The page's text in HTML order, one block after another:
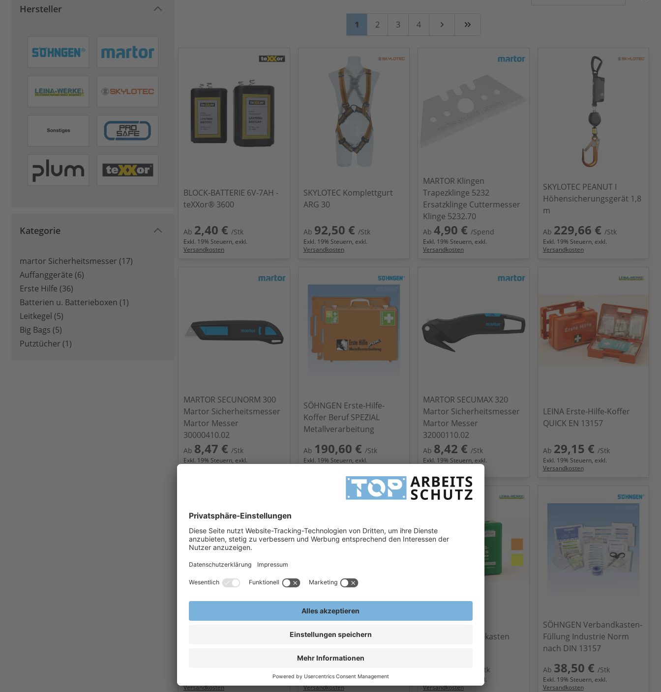
Hersteller
Kategorie
martor Sicherheitsmesser (17
products available
)
Auffanggeräte (6
products available)
Erste Hilfe (36
products available
)
Batterien u. Batterieboxen (1
products available
)
Leitkegel (5
products available
)
Big Bags (5
products available
)
Putztücher (1
products available
)
Sie lesen gerade Seite
1 Seite
2 Seite
3 Seite
4 Weiter Zuletzt
BLOCK-BATTERIE 6V-7AH -
teXXor® 3600
Ab 2,40 € /Stk
Exkl. 19% Steuern, exkl.
Versandkosten
SKYLOTEC Komplettgurt
ARG 30
Ab 92,50 € /Stk
Exkl. 19% Steuern, exkl.
Versandkosten
MARTOR Klingen
Trapezklinge 5232
Ersatzklinge Cuttermesser
Klinge 5232.70
Ab 4,90 € /Spend
Exkl. 19% Steuern, exkl.
Versandkosten
SKYLOTEC PEANUT I
Höhensicherungsgerät 1,8
m
Ab 229,66 € /Stk
Exkl. 19% Steuern, exkl.
Versandkosten
MARTOR SECUNORM 300
Martor Sicherheitsmesser
Martor Messer
30000410.02
Ab 8,47 € /Stk
Exkl. 19% Steuern, exkl.
SÖHNGEN Erste-Hilfe-
Koffer Beruf SPEZIAL
Metallverarbeitung
Ab 190,60 € /Stk
Exkl. 19% Steuern, exkl.
MARTOR SECUMAX 320
Martor Sicherheitsmesser
Martor Messer
32000110.02
Ab 8,42 € /Stk
Exkl. 19% Steuern, exkl.
LEINA Erste-Hilfe-Koffer
QUICK EN 13157
Ab 29,15 € /Stk
Exkl. 19% Steuern, exkl.
Versandkosten
MARTOR Klingen
Versandkosten
MARTOR SECUNORM
PROFI25 MDP Martor
Sicherheitsmesser Martor
Messer 120700.02
Exkl.19% Steuern, exkl.
Versandkosten
LEINA
Betriebsverbandkasten
/Stk
% Steuern, exkl.
Versandkosten
SÖHNGEN Verbandkasten-
Füllung Industrie Norm
nach DIN 13157
Ab 38,50 € /Stk
Exkl. 19% Steuern, exkl.
Versandkosten